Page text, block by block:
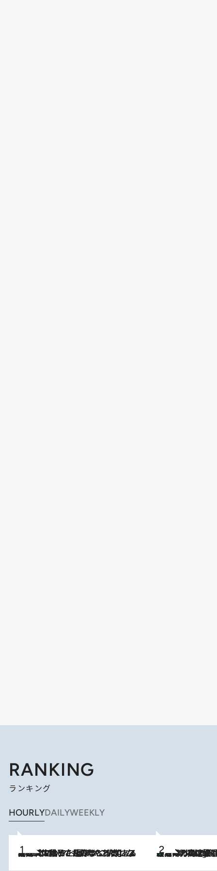
RANKING
ランキング
HOURLYDAILYWEEKLY
2026.8.5
【阿川佐和子さんの年とる力】なぜ70代で始めた趣味は“こんなに楽しい”のか？ ピアノ、俳句…スランプに陥っても続けられる“ある秘訣”とは 2 Hours Ago
「湘南乃風に憧れて」観客大盛上がりの“タオル回し”に、ラッパー顔負けの高速歌唱まで…さだまさし（74）のアグレッシブすぎる現在地